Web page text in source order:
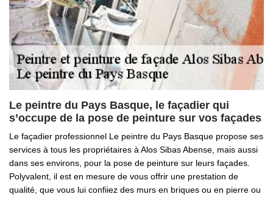
Le peintre du Pays Basque, le façadier qui
s’occupe de la pose de peinture sur vos façades
Le façadier professionnel Le peintre du Pays Basque propose ses
services à tous les propriétaires à Alos Sibas Abense, mais aussi
dans ses environs, pour la pose de peinture sur leurs façades.
Polyvalent, il est en mesure de vous offrir une prestation de
qualité, que vous lui confiiez des murs en briques ou en pierre ou